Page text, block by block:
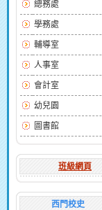
總務處
學務處
輔導室
人事室
會計室
幼兒園
圖書館
班級網頁
西門校史